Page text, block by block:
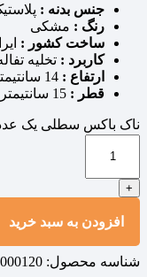
جنس بدنه :
رنگ : مشکی
ساخت کشور :
کاربرد : تخلیه
ارتفاع :
قطر :
ناک باکس سطلی یک
+
افزودن به سبد خرید
شناسه محصول: